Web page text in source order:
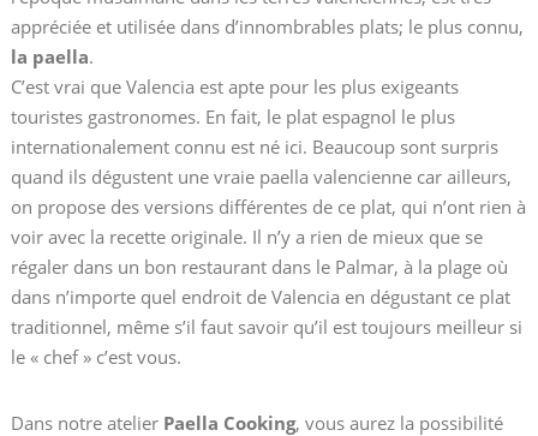
appréciée et utilisée dans d’innombrables plats; le plus connu,
la paella.
C’est vrai que Valencia est apte pour les plus exigeants
touristes gastronomes. En fait, le plat espagnol le plus
internationalement connu est né ici. Beaucoup sont surpris
quand ils dégustent une vraie paella valencienne car ailleurs,
on propose des versions différentes de ce plat, qui n’ont rien à
voir avec la recette originale. Il n’y a rien de mieux que se
régaler dans un bon restaurant dans le Palmar, à la plage où
dans n’importe quel endroit de Valencia en dégustant ce plat
traditionnel, même s’il faut savoir qu’il est toujours meilleur si
le « chef » c’est vous.
Dans notre atelier Paella Cooking, vous aurez la possibilité